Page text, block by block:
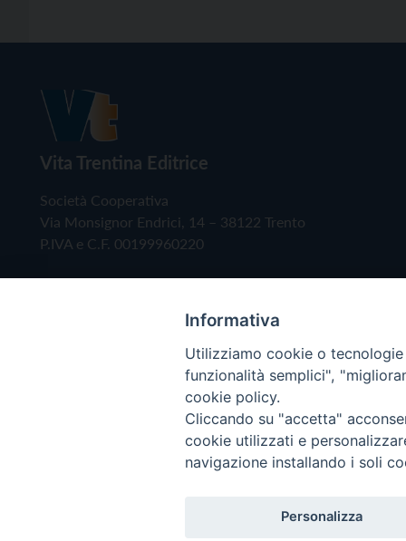
Vita Trentina Editrice
Società Cooperativa
Via Monsignor Endrici, 14 – 38122 Trento
P.IVA e C.F. 00199960220
Copyright © 2019 - Tutti i diritti riservati - Vita
Informativa
Utilizziamo cookie o
funzionalità semplici",
cookie policy.
Cliccando su "accetta"
cookie utilizzati e
navigazione installando i soli
Personalizza